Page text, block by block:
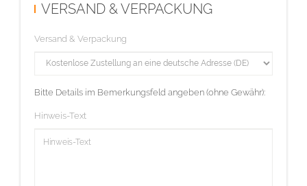
VERSAND & VERPACKUNG
Versand & Verpackung
Bitte Details im Bemerkungsfeld angeben (ohne Gewähr):
Hinweis-Text